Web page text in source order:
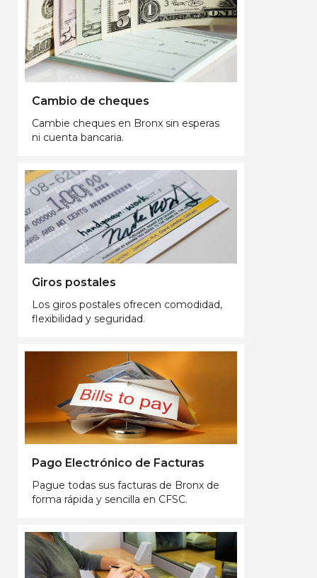
Cambio de cheques
Cambie cheques en Bronx sin esperas
ni cuenta bancaria.
Giros postales
Los giros postales ofrecen comodidad,
flexibilidad y seguridad.
Pago Electrónico de Facturas
Pague todas sus facturas de Bronx de
forma rápida y sencilla en CFSC.